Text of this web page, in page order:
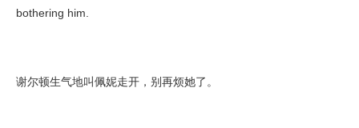
bothering him.
谢尔顿生气地叫佩妮走开，别再烦她了。